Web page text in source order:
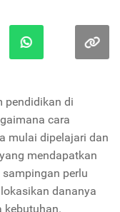
pendidikan di
cara
mulai dipelajari dan
mendapatkan
perlu
dananya
kebutuhan.